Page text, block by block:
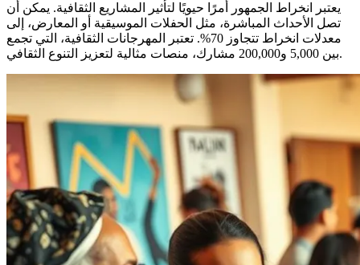
يعتبر انخراط الجمهور أمرًا حيويًا لتأثير المشاريع الثقافية. يمكن أن
تصل الأحداث المباشرة، مثل الحفلات الموسيقية أو المعارض، إلى
معدلات انخراط تتجاوز 70%. تعتبر المهرجانات الثقافية، التي تجمع
بين 5,000 و200,000 مشارك، منصات مثالية لتعزيز التنوع الثقافي.